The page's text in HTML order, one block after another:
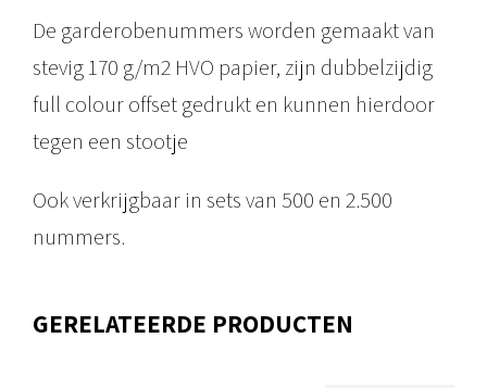
De garderobenummers worden gemaakt van
stevig 170 g/m2 HVO papier, zijn dubbelzijdig
full colour offset gedrukt en kunnen hierdoor
tegen een stootje
Ook verkrijgbaar in sets van 500 en 2.500
nummers.
GERELATEERDE PRODUCTEN